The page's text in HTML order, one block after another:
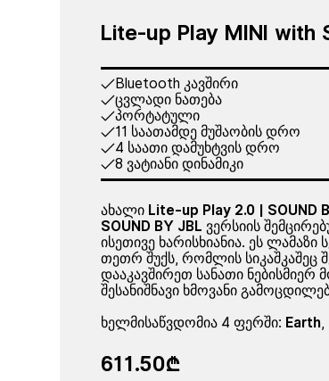
Lite-up Play MINI with
Bluetooth კავშირი
ცვლადი ნათება
პორტატული
11 საათამდე მუშაობის დრო
4 საათი დამუხტვის დრო
8 ვატიანი დინამიკი
ახალი Lite-up Play 2.0 | SOUND
SOUND BY JBL ვერსიის
ისეთივე ხარისხიანია. ეს
თეთრ შუქს, რომლის
დააკავშირეთ სანათი
შესანიშნავი ხმოვანი
ხელმისაწვდომია 4 ფერში: Earth,
611.50₾